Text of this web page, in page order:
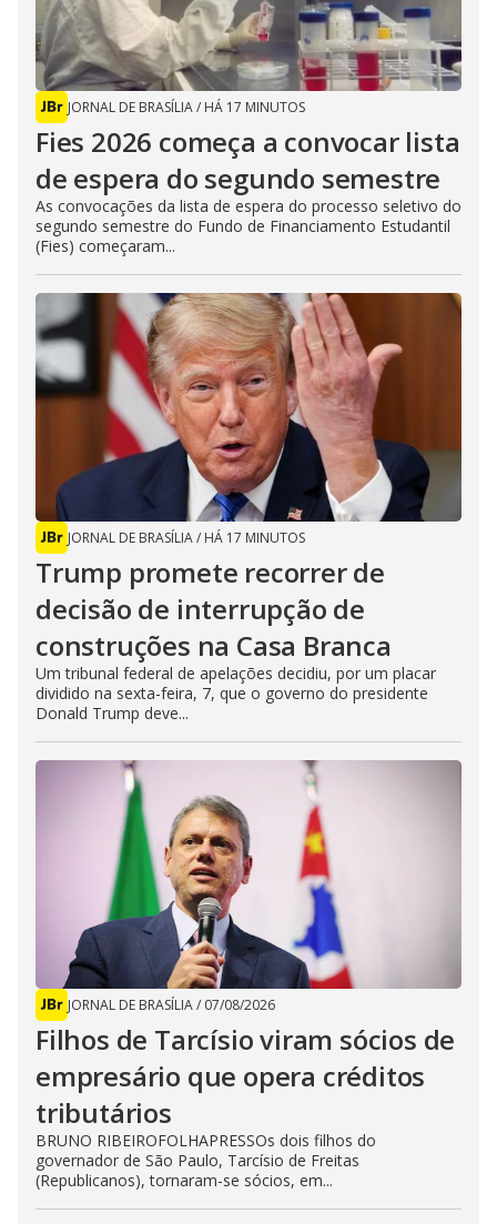
JORNAL DE BRASÍLIA/ HÁ 17 MINUTOS
Fies 2026 começa a convocar lista
de espera do segundo semestre
As convocações da lista de espera do processo seletivo do
segundo semestre do Fundo de Financiamento Estudantil
(Fies) começaram...
JORNAL DE BRASÍLIA/ HÁ 17 MINUTOS
Trump promete recorrer de
decisão de interrupção de
construções na Casa Branca
Um tribunal federal de apelações decidiu, por um placar
dividido na sexta-feira, 7, que o governo do presidente
Donald Trump deve...
JORNAL DE BRASÍLIA/ 07/08/2026
Filhos de Tarcísio viram sócios de
empresário que opera créditos
tributários
BRUNO RIBEIROFOLHAPRESSOs dois filhos do
governador de São Paulo, Tarcísio de Freitas
(Republicanos), tornaram-se sócios, em...